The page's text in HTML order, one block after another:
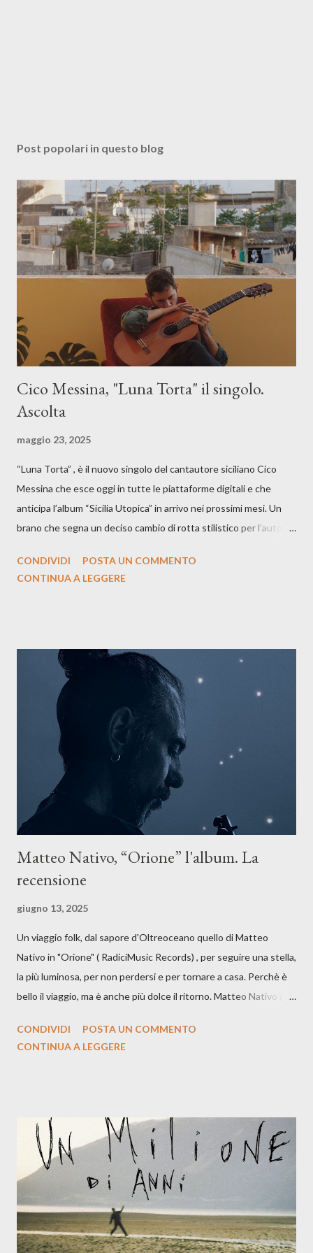
Post popolari in questo blog
Cico Messina, "Luna Torta" il singolo.
Ascolta
maggio 23, 2025
“Luna Torta” , è il nuovo singolo del cantautore siciliano Cico
Messina che esce oggi in tutte le piattaforme digitali e che
anticipa l’album “Sicilia Utopica” in arrivo nei prossimi mesi. Un
brano che segna un deciso cambio di rotta stilistico per l’autore
testo ibrido tra italiano e siciliano, e un’urgenza espressiva che
La canzone racconta la difficoltà di creare, e perfino di esistere,
sotto il peso della realtà. Ma lo fa cercando una via d’uscita, una
forma di assoluzione, nel vivere e nel suonare, nel trovare respiro
anche quando l’aria sembra farsi più densa. Il brano è anche una
dichiarazione d’intenti: Cico Messina apre il suo nuovo percorso
artistico con una composizi...
CONDIVIDI
POSTA UN COMMENTO
CONTINUA A LEGGERE
Matteo Nativo, “Orione” l'album. La
recensione
giugno 13, 2025
Un viaggio folk, dal sapore d'Oltreoceano quello di Matteo
Nativo in "Orione" ( RadiciMusic Records) , per seguire una stella,
la più luminosa, per non perdersi e per tornare a casa. Perchè è
bello il viaggio, ma è anche più dolce il ritorno. Matteo Nativo per
indubbiamente matura e consapevole oltre che con ottimi
Dicevamo. Ed è da qui che il nostro inizia questo concept
musicale, con " Che ora è" , raccontando la separazione dalla
moglie, del senso di sconfitta e del caldo afoso che opprime,
giusta condizione di sopraffazione: "Non so che ora è, che giorno
è, di questa estate che...". E' raro fare uscire come singolo una
cover, ma...
CONDIVIDI
POSTA UN COMMENTO
CONTINUA A LEGGERE